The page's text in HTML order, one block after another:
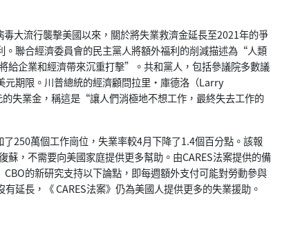
大流行襲擊美國以來，關於將失業救濟金延長至2021年的爭
聯合經濟委員會的民主黨人將額外福利的削減描述為“人類
企業和經濟帶來沉重打擊”。共和黨人，包括參議院多數議
元期限。川普總統的經濟顧問拉里•庫德洛（Larry
失業金，稱這是“讓人們消極地不想工作，最終失去工作的
250萬個工作崗位，失業率較4月下降了1.4個百分點。該報
，不需要向美國家庭提供更多幫助。由CARES法案提供的備
的新研究支持以下論點，即每週額外支付可能對勞動參與
延長，《 CARES法案》仍為美國人提供更多的失業援助。